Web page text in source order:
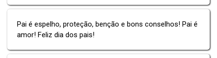
Pai é espelho, proteção, benção e bons conselhos! Pai é
amor! Feliz dia dos pais!